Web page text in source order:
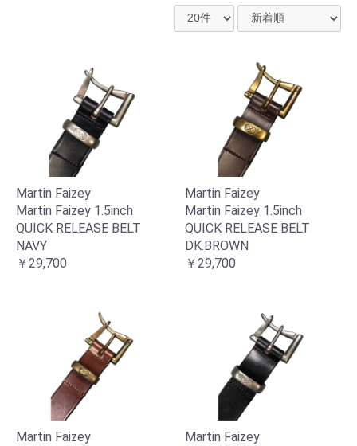
Martin Faizey
Martin Faizey 1.5inch
QUICK RELEASE BELT
NAVY
￥29,700
Martin Faizey
Martin Faizey 1.5inch
QUICK RELEASE BELT
DK.BROWN
￥29,700
Martin Faizey
Martin Faizey
お買い物を続ける カートへ進む